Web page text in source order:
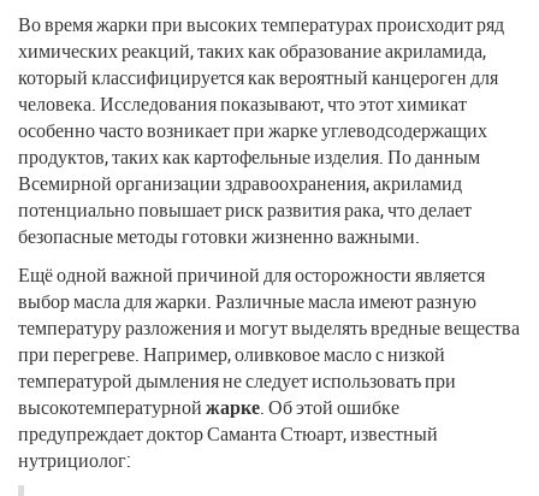
Во время жарки при высоких температурах происходит ряд
химических реакций, таких как образование акриламида,
который классифицируется как вероятный канцероген для
человека. Исследования показывают, что этот химикат
особенно часто возникает при жарке углеводсодержащих
продуктов, таких как картофельные изделия. По данным
Всемирной организации здравоохранения, акриламид
потенциально повышает риск развития рака, что делает
безопасные методы готовки жизненно важными.
Ещё одной важной причиной для осторожности является
выбор масла для жарки. Различные масла имеют разную
температуру разложения и могут выделять вредные вещества
при перегреве. Например, оливковое масло с низкой
температурой дымления не следует использовать при
высокотемпературнойжарке. Об этой ошибке
предупреждает доктор Саманта Стюарт, известный
нутрициолог: